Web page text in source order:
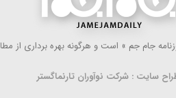
جام جم » است و هرگونه بهره ‌برداری از
سایت : شرکت نوآوران تارنماگستر